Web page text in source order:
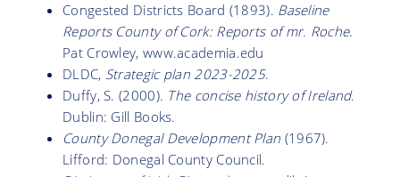
Congested Districts Board (1893). Baseline
Reports County of Cork: Reports of mr. Roche.
Pat Crowley, www.academia.edu
DLDC, Strategic plan 2023-2025.
Duffy, S. (2000). The concise history of Ireland.
Dublin: Gill Books.
County Donegal Development Plan (1967).
Lifford: Donegal County Council.